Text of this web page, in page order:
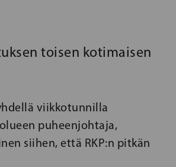
toisen kotimaisen
viikkotunnilla
puheenjohtaja,
siihen, että RKP:n pitkän